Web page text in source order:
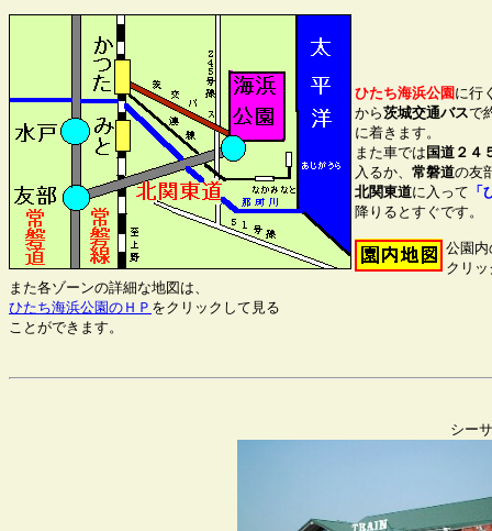
ひたち海浜公園に行
から茨城交通バスで
に着きます。
また車では国道２４
入るか、 常磐道
北関東道に入って
降りるとすぐです。
公園内
クリ
ひたち海浜公園のＨＰ をクリックして見る